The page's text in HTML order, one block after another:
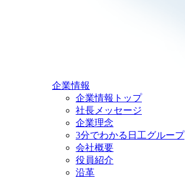
企業情報
企業情報トップ
社長メッセージ
企業理念
3分でわかる日工グループ
会社概要
役員紹介
沿革